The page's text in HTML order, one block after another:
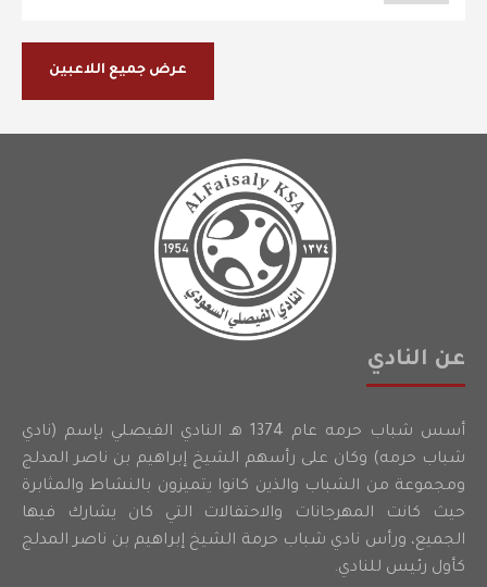
عرض جميع اللاعبين
عن النادي
أسس شباب حرمه عام 1374 هـ النادي الفيصلي بإسم (نادي
شباب حرمه) وكان على رأسهم الشيخ إبراهيم بن ناصر المدلج
ومجموعة من الشباب والذين كانوا يتميزون بالنشاط والمثابرة
حيث كانت المهرجانات والاحتفالات التي كان يشارك فيها
الجميع، ورأس نادي شباب حرمة الشيخ إبراهيم بن ناصر المدلج
كأول رئيس للنادي.